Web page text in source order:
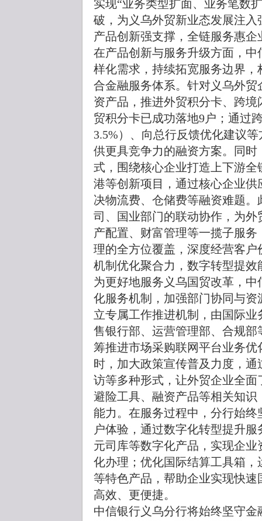
实现“业务类型扩面、业务笔数
破，为义乌外贸新业态发展注入
产品创新强支撑，全链服务惠企
在产品创新与服务升级方面，
样化需求，持续拓宽服务边界
合金融服务体系。针对义乌外
资产品，推进外贸积分卡、跨
贸积分卡已成功落地9户；通过
3.5%）、向总行反馈优化建议
供更具竞争力的融资方案。同
式，围绕核心企业打造上下游
港等创新项目，通过核心企业
决物流费、仓储费等融资难题
司、国业部门的联动协作，为
产配置、财富管理等一揽子服
理的全方位覆盖，深度经营客户
机制优化聚合力，数字转型提效
为更好地服务义乌国贸改革，
化服务机制，加强部门协同与
立专属工作推进机制，由国际
售银行部、运营管理部、合规
筹推进市场采购联网平台业务
时，加大政策宣传普及力度，
访等多种形式，让外贸企业全
避险工具、融资产品等相关知
能力。在服务过程中，分行始
户体验，通过数字化转型提升
元司库等数字化产品，实现企
化办理；优化国际结算工具箱
等特色产品，帮助企业实现快
高效、更便捷。
中信银行义乌分行将始终坚守